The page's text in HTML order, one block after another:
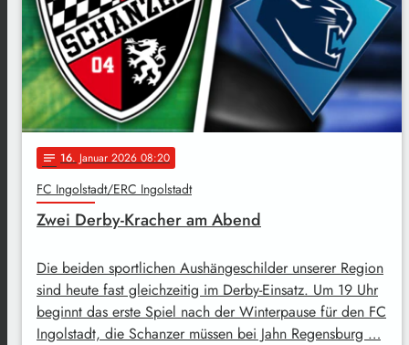
notes 16. Januar 2026 08:20
FC Ingolstadt/ERC Ingolstadt
Zwei Derby-Kracher am Abend
Die beiden sportlichen Aushängeschilder unserer Region
sind heute fast gleichzeitig im Derby-Einsatz. Um 19 Uhr
beginnt das erste Spiel nach der Winterpause für den FC
Ingolstadt, die Schanzer müssen bei Jahn Regensburg …